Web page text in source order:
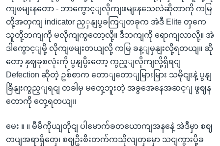
ကျဖမျးနတော - ဘာကွောင့ျလိုကျဖမျးနသေလဲဆိုတာကို ကမြ
တို့အတှကျ indicator ညှှနျပွခကြျတခုက အဲဒီ Elite တှကေ
သူတို့ဘကျကို မလိုကျကွတော့လို့။ ဒီဘကျကို ရောကျလာလို့။ အဲ
ဒါကွောင့ျမို့ လိုကျဖမျးတယျလို့ ကမြ ခန့ျမှနျးလို့ရတယျ။ ဆို
တော့ နှဈခုစလုံးကို ပွနျပွီးတော့ ကွည့ျလိုကျလို့ရှိရငျ
Defection ဆိုတဲ့ ဥစ်စာက တောျတောျမြားမြား သမိုငျးနဲ့ ပွနျ
ခြိနျးကွည့ျရငျ တခါမှ မတှေ့ဘူးတဲ့ အခွအေနေအဆင့ျ ဖွဈန
တောကို တှေ့ရတယျ။
မေး ။ ။ မီမီကိုယျတိုငျ ပါမောက်ခတယောကျအနနေဲ့ အဲဒီမှာ စဈ
တပျအရာရှိတှေ၊ စဈဦးစီးတက်ကသိုလျတှမှော သငျကွားပို့ခ